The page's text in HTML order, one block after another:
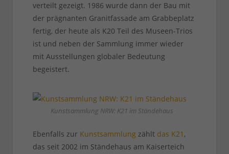
verteilt gezeigt. 1986 wurde dann der Bau mit
der prägnanten Granitfassade am Grabbeplatz
fertig, der heute als K20 Teil des Museen-Trios
ist und neben der Sammlung immer wieder
mit Ausstellungen globaler Bedeutung
begeistert.
Kunstsammlung NRW: K21 im Ständehaus
Ebenfalls zur Kunstsammlungzählt das K21 ,
das seit 2002 im Ständehaus am Kaiserteich